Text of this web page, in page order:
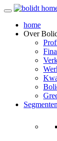
home
Over
Segmenten